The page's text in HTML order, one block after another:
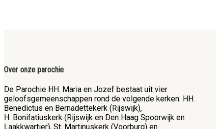
Over onze parochie
De Parochie HH. Maria en Jozef bestaat uit vier
geloofsgemeenschappen rond de volgende kerken: HH.
Benedictus en Bernadettekerk (Rijswijk),
H. Bonifatiuskerk (Rijswijk en Den Haag Spoorwijk en
Laakkwartier), St. Martinuskerk (Voorburg) en